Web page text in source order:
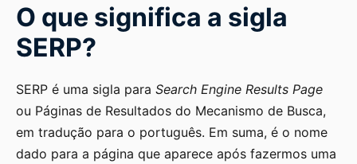
O que significa a sigla
SERP?
SERP é uma sigla para Search Engine Results Page
ou Páginas de Resultados do Mecanismo de Busca,
em tradução para o português. Em suma, é o nome
dado para a página que aparece após fazermos uma